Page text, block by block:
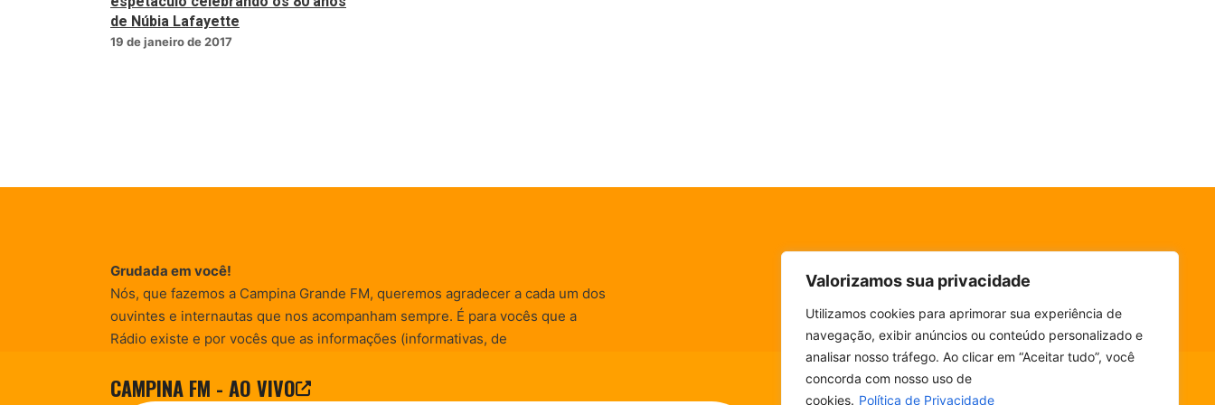
Valorizamos sua privacidade
Utilizamos cookies para aprimorar sua experiência de
navegação, exibir anúncios ou conteúdo personalizado e
analisar nosso tráfego. Ao clicar em “Aceitar tudo”, você
concorda com nosso uso de
cookies. Política de Privacidade
CAMPINA FM - AO VIVO
de Núbia Lafayette
19 de janeiro de 2017
Grudada em você!
Nós, que fazemos a Campina Grande FM, queremos agradecer a cada um dos
ouvintes e internautas que nos acompanham sempre. É para vocês que a
Rádio existe e por vocês que as informações (informativas, de